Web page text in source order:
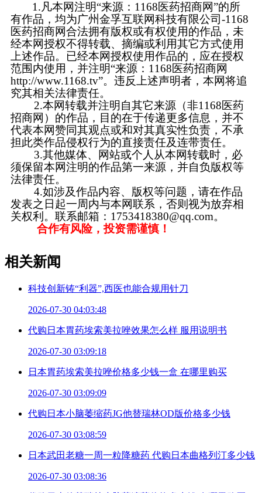
1.凡本网注明“来源：1168医药招商网”的所
有作品，均为广州金孚互联网科技有限公司-1168
医药招商网合法拥有版权或有权使用的作品，未
经本网授权不得转载、摘编或利用其它方式使用
上述作品。已经本网授权使用作品的，应在授权
范围内使用，并注明“来源：1168医药招商网
http://www.1168.tv”。违反上述声明者，本网将追
究其相关法律责任。
2.本网转载并注明自其它来源（非1168医药
招商网）的作品，目的在于传递更多信息，并不
代表本网赞同其观点或和对其真实性负责，不承
担此类作品侵权行为的直接责任及连带责任。
3.其他媒体、网站或个人从本网转载时，必
须保留本网注明的作品第一来源，并自负版权等
法律责任。
4.如涉及作品内容、版权等问题，请在作品
发表之日起一周内与本网联系，否则视为放弃相
关权利。联系邮箱：1753418380@qq.com。
合作有风险，投资需谨慎！
相关新闻
科技创新铸“利器”,西医也能合规用针刀
2026-07-30 04:03:48
代购日本胃药埃索美拉唑效果怎么样 服用说明书
2026-07-30 03:09:18
日本胃药埃索美拉唑价格多少钱一盒 在哪里购买
2026-07-30 03:09:09
代购日本小脑萎缩药JG他替瑞林OD版价格多少钱
2026-07-30 03:08:59
日本武田老糖一周一粒降糖药 代购日本曲格列汀多少钱
2026-07-30 03:08:36